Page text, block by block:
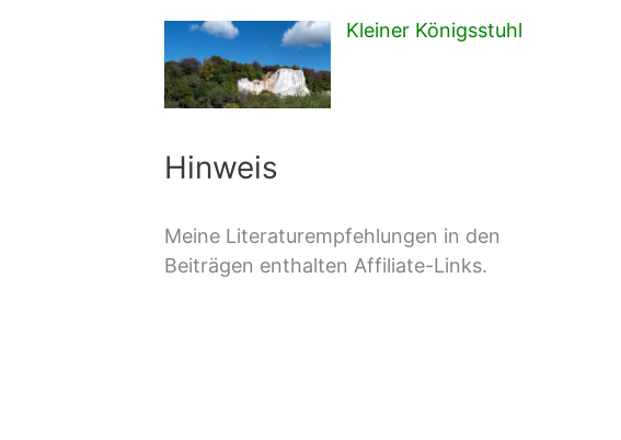
Kleiner Königsstuhl
Hinweis
Meine Literaturempfehlungen in den
Beiträgen enthalten Affiliate-Links.